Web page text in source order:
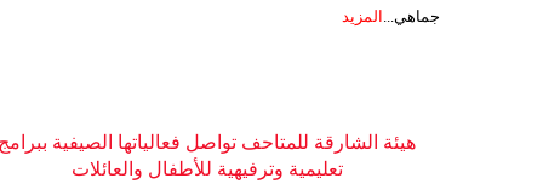
جماهي... المزيد
هيئة الشارقة للمتاحف تواصل فعالياتها الصيفية ببرامج
تعليمية وترفيهية للأطفال والعائلات